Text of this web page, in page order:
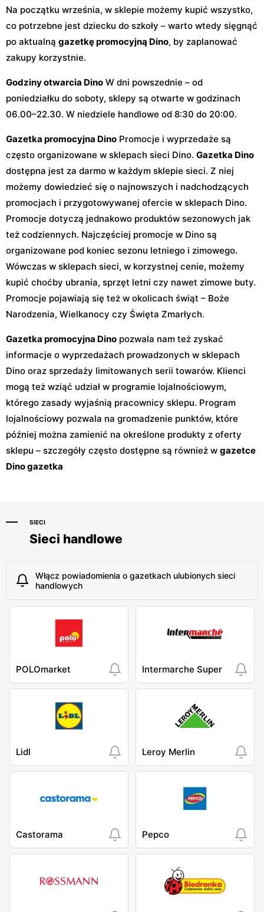
Na początku września, w sklepie możemy kupić wszystko,
co potrzebne jest dziecku do szkoły – warto wtedy sięgnąć
po aktualną gazetkę promocyjną Dino, by zaplanować
zakupy korzystnie.
Godziny otwarcia Dino W dni powszednie – od
poniedziałku do soboty, sklepy są otwarte w godzinach
06.00–22.30. W niedziele handlowe od 8:30 do 20:00.
Gazetka promocyjna Dino Promocje i wyprzedaże są
często organizowane w sklepach sieci Dino. Gazetka Dino
dostępna jest za darmo w każdym sklepie sieci. Z niej
możemy dowiedzieć się o najnowszych i nadchodzących
promocjach i przygotowywanej ofercie w sklepach Dino.
Promocje dotyczą jednakowo produktów sezonowych jak
też codziennych. Najczęściej promocje w Dino są
organizowane pod koniec sezonu letniego i zimowego.
Wówczas w sklepach sieci, w korzystnej cenie, możemy
kupić choćby ubrania, sprzęt letni czy nawet zimowe buty.
Promocje pojawiają się też w okolicach świąt – Boże
Narodzenia, Wielkanocy czy Święta Zmarłych.
Gazetka promocyjna Dino pozwala nam też zyskać
informacje o wyprzedażach prowadzonych w sklepach
Dino oraz sprzedaży limitowanych serii towarów. Klienci
mogą też wziąć udział w programie lojalnościowym,
którego zasady wyjaśnią pracownicy sklepu. Program
lojalnościowy pozwala na gromadzenie punktów, które
później można zamienić na określone produkty z oferty
sklepu – szczegóły często dostępne są również w gazetce
Dino gazetka
SIECI
Sieci handlowe
Włącz powiadomienia o gazetkach ulubionych sieci
handlowych
POLOmarket Intermarche Super
Lidl Leroy Merlin
Castorama Pepco